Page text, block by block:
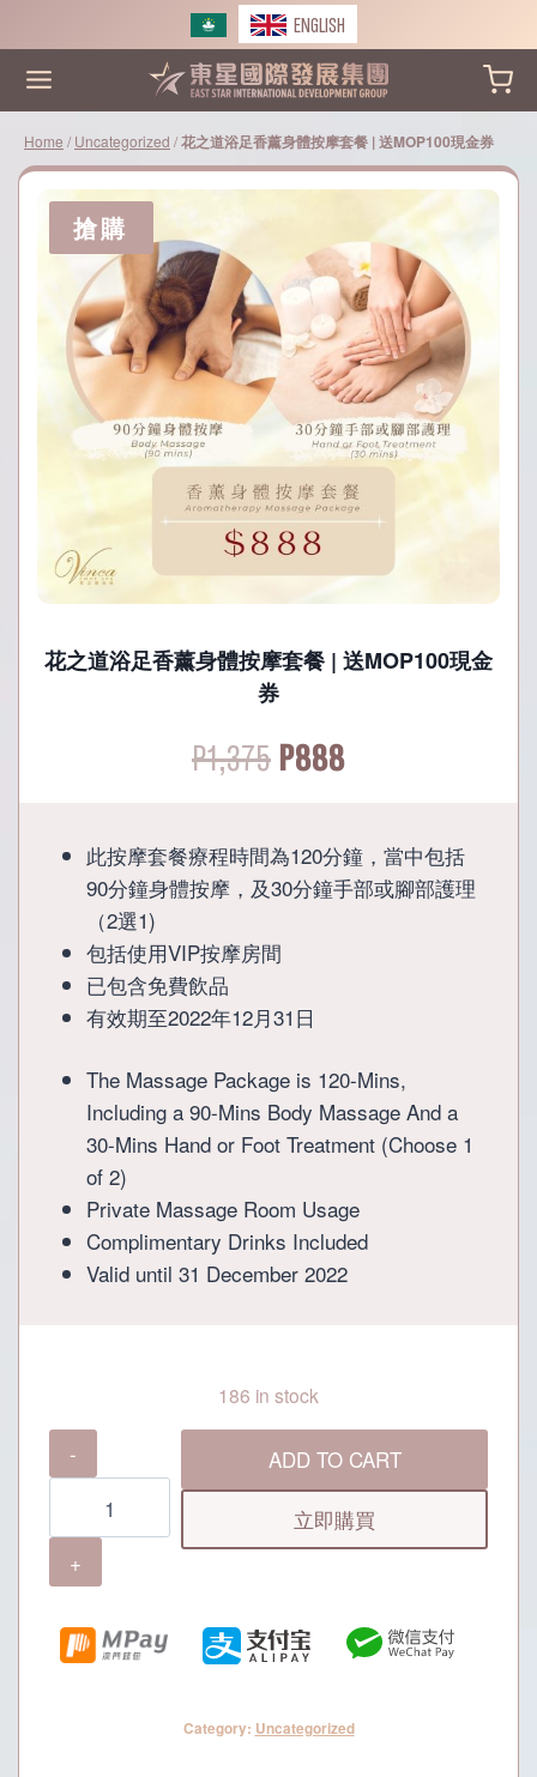
to
content
ENGLISH
Home / Uncategorized /花之道浴足香薰身體按摩套餐 | 送MOP100現金券
搶購
花之道浴足香薰身體按摩套餐 | 送MOP100現金
券
P1,375 Original
was:
P888Current
is:
此按摩套餐療程時間為120分鐘，當中包括
90分鐘身體按摩，及30分鐘手部或腳部護理
（2選1)
包括使用VIP按摩房間
已包含免費飲品
有效期至2022年12月31日
The Massage Package is 120-Mins,
Including a 90-Mins Body Massage And a
30-Mins Hand or Foot Treatment (Choose 1
of 2)
Private Massage Room Usage
Complimentary Drinks Included
Valid until 31 December 2022
186 in stock
之
道
浴
薰
身
ADD TO CART
立即購買
Category: Uncategorized